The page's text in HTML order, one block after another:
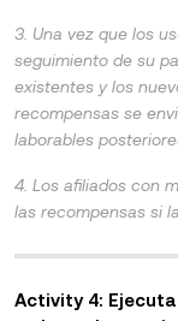
3. Una vez que los
seguimiento de su
existentes y los
recompensas se
laborables
4. Los afiliados con
las recompensas si
Activity 4: